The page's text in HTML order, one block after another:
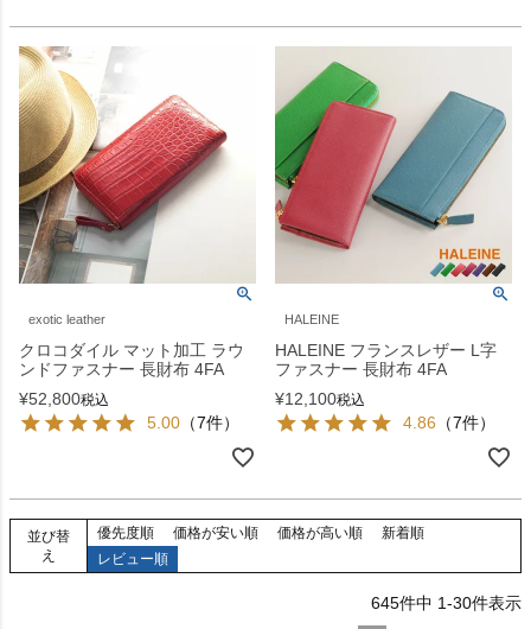
exotic leather
クロコダイル マット加工 ラウ
ンドファスナー 長財布 4FA
¥52,800税込
5.00 （7件）
HALEINE
HALEINE フランスレザー L字
ファスナー 長財布 4FA
¥12,100税込
4.86 （7件）
並び替
え
優先度順 価格が安い順 価格が高い順
新着順
レビュー順
645件中 1-30件表示